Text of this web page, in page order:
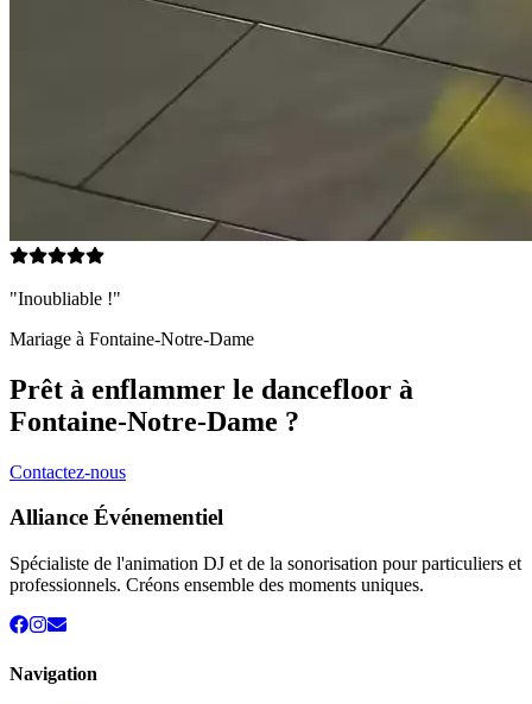
"Inoubliable !"
Mariage à Fontaine-Notre-Dame
Prêt à enflammer le dancefloor à
Fontaine-Notre-Dame ?
Contactez-nous
Alliance Événementiel
Spécialiste de l'animation DJ et de la sonorisation pour particuliers et
professionnels. Créons ensemble des moments uniques.
Navigation